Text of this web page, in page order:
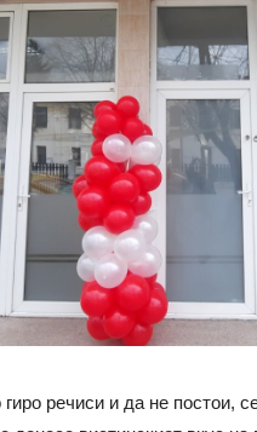
речиси и да не постои,